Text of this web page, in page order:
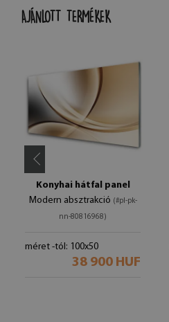
AJÁNLOTT TERMÉKEK
Konyhai hátfal panel
Modern absztrakció (#pl-pk-
nn-80816968)
méret -tól: 100x50
38 900 HUF